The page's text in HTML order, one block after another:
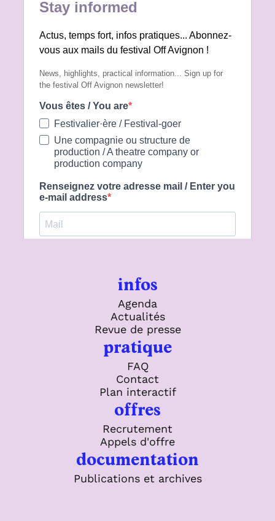
infos
Agenda
Actualités
Revue de presse
pratique
FAQ
Contact
Plan interactif
offres
Recrutement
Appels d'offre
documentation
Publications et archives